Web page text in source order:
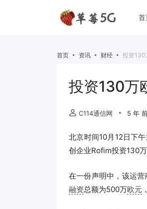
首
首页 资讯 财经 投资130
投资130万
C114通信网 5 年
北京时间10月12日下
创企业Rofim投资130万
在一份声明中，该运
融资总额为500万欧元